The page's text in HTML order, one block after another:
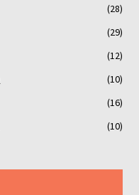
(28)
(29)
(12)
(10)
(16)
(10)